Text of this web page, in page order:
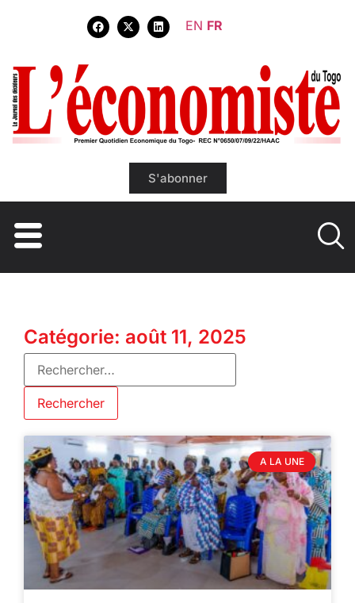
EN FR
S'abonner
Catégorie: août 11, 2025
A LA UNE